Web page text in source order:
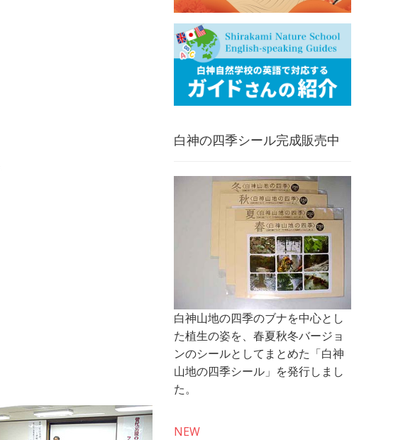
白神の四季シール完成販売中
白神山地の四季のブナを中心とし
た植生の姿を、春夏秋冬バージョ
ンのシールとしてまとめた「白神
山地の四季シール」を発行しまし
た。
NEW